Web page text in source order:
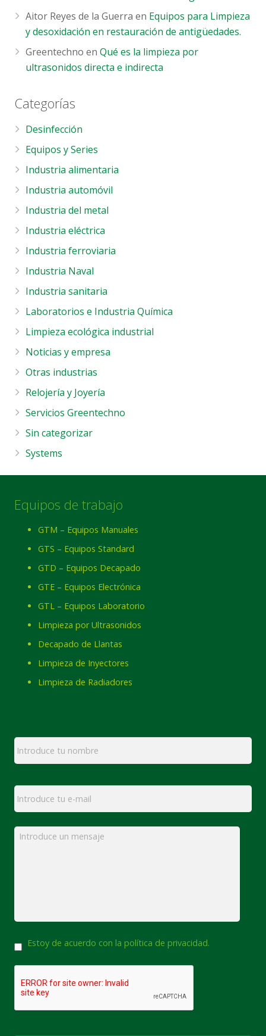
Aitor Reyes de la Guerra en Equipos para Limpieza
y desoxidación en restauración de antigüedades.
Greentechno enQué es la limpieza por
ultrasonidos directa e indirecta
Categorías
Desinfección
Equipos y Series
Industria alimentaria
Industria automóvil
Industria del metal
Industria eléctrica
Industria ferroviaria
Industria Naval
Industria sanitaria
Laboratorios e Industria Química
Limpieza ecológica industrial
Noticias y empresa
Otras industrias
Relojería y Joyería
Servicios Greentechno
Sin categorizar
Systems
Equipos de trabajo
GTM – Equipos Manuales
GTS – Equipos Standard
GTD – Equipos Decapado
GTE – Equipos Electrónica
GTL – Equipos Laboratorio
Limpieza por Ultrasonidos
Decapado de Llantas
Limpieza de Inyectores
Limpieza de Radiadores
Nombre *
Email *
Mensaje
Consentimiento
Estoy de acuerdo con la política de privacidad.
CAPTCHA